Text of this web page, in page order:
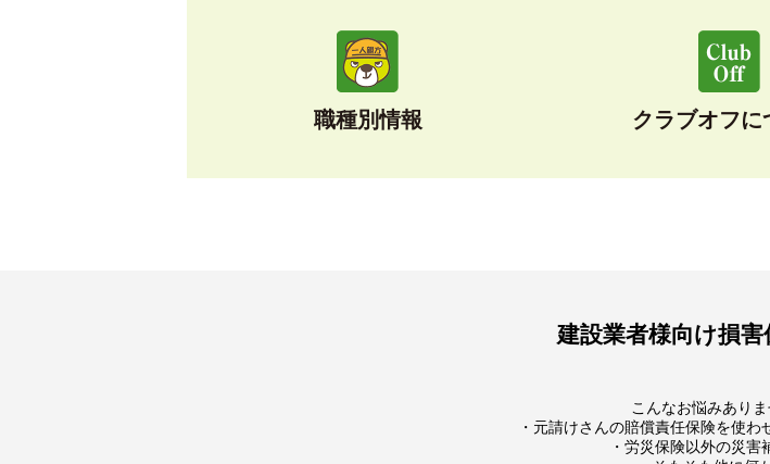
職種別情報 クラブオフに
建設業者様向け損
こんなお悩みあり
・元請けさんの賠償責任保険を使わ
・労災保険以外の災害